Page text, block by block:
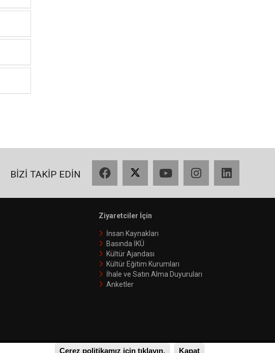
BİZİ TAKİP EDİN
Ziyaretciler İçin
İnsan Kaynakları
Basında İKÜ
Kültür Ajandası
Kültür Eğitim Kurumları
İhale ve Satın Alma Duyuruları
Anketler
Çerez politikamız için tıklayın. Kapat